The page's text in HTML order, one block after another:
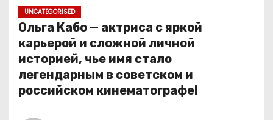
UNCATEGORISED
Ольга Кабо — актриса с яркой
карьерой и сложной личной
историей, чье имя стало
легендарным в советском и
российском кинематографе!